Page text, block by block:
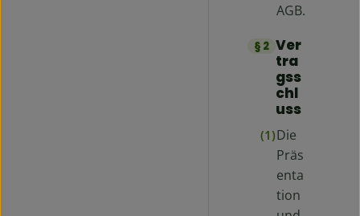
AGB.
§ 2 Ver
tra
gss
chl
uss
(1)Die
Präs
enta
tion